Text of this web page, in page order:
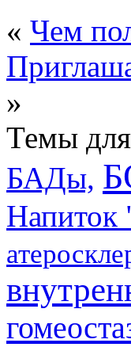
« Чем
»
Темы
БАДы,
Напиток